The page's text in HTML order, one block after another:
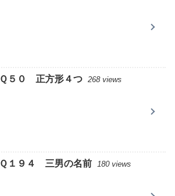
Ｑ５０ 正方形４つ 268 views
Ｑ１９４ 三男の名前 180 views